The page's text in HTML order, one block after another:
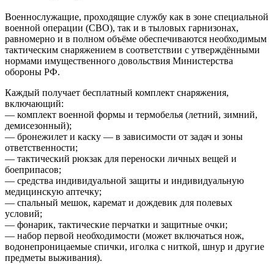
Военнослужащие, проходящие службу как в зоне специальной
военной операции (СВО), так и в тыловых гарнизонах,
равномерно и в полном объёме обеспечиваются необходимым
тактическим снаряжением в соответствии с утверждёнными
нормами имущественного довольствия Министерства
обороны РФ.
Каждый получает бесплатный комплект снаряжения,
включающий:
— комплект военной формы и термобелья (летний, зимний,
демисезонный);
— бронежилет и каску — в зависимости от задач и зоны
ответственности;
— тактический рюкзак для переноски личных вещей и
боеприпасов;
— средства индивидуальной защиты и индивидуальную
медицинскую аптечку;
— спальный мешок, каремат и дождевик для полевых
условий;
— фонарик, тактические перчатки и защитные очки;
— набор первой необходимости (может включаться нож,
водонепроницаемые спички, иголка с ниткой, шнур и другие
предметы выживания).